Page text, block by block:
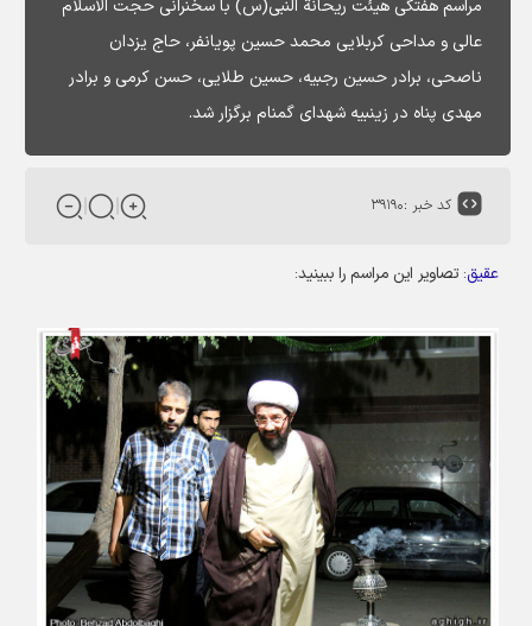
مراسم هفتگی هیئت ریحانة النبی(س) با سخنرانی حجت الاسلام
عالی و مداحی کربلایی محمد حسین پویانفر، حاج یزدان
ناصحی، برادر حسین رجبیه، حسین طلایی، حسن کرمی و برادر
مهدی پناه در زینبیه شهدای گمنام برگزار شد.
کد خبر :۳۹۱۹۰
عقیق: تصاویر این مراسم را ببینید: